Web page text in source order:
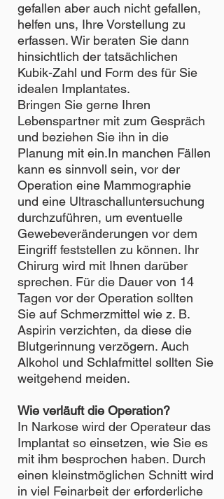
gefallen aber auch nicht gefallen,
helfen uns, Ihre Vorstellung zu
erfassen. Wir beraten Sie dann
hinsichtlich der tatsächlichen
Kubik-Zahl und Form des für Sie
idealen Implantates.
Bringen Sie gerne Ihren
Lebenspartner mit zum Gespräch
und beziehen Sie ihn in die
Planung mit ein.In manchen Fällen
kann es sinnvoll sein, vor der
Operation eine Mammographie
und eine Ultraschalluntersuchung
durchzuführen, um eventuelle
Gewebeveränderungen vor dem
Eingriff feststellen zu können. Ihr
Chirurg wird mit Ihnen darüber
sprechen. Für die Dauer von 14
Tagen vor der Operation sollten
Sie auf Schmerzmittel wie z. B.
Aspirin verzichten, da diese die
Blutgerinnung verzögern. Auch
Alkohol und Schlafmittel sollten Sie
weitgehend meiden.
Wie verläuft die Operation?
In Narkose wird der Operateur das
Implantat so einsetzen, wie Sie es
mit ihm besprochen haben. Durch
einen kleinstmöglichen Schnitt wird
in viel Feinarbeit der erforderliche